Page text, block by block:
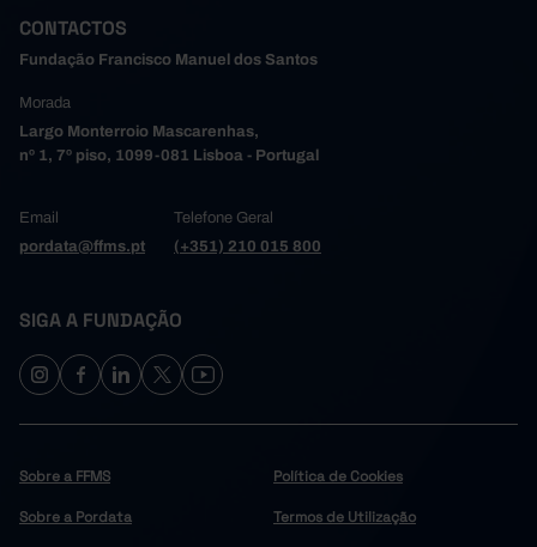
CONTACTOS
Fundação Francisco Manuel dos Santos
Morada
Largo Monterroio Mascarenhas,
nº 1, 7º piso, 1099-081 Lisboa - Portugal
Email
pordata@ffms.pt
Telefone Geral
(+351) 210 015 800
SIGA A FUNDAÇÃO
Sobre a FFMS
Sobre a Pordata
Política de Cookies
Termos de Utilização